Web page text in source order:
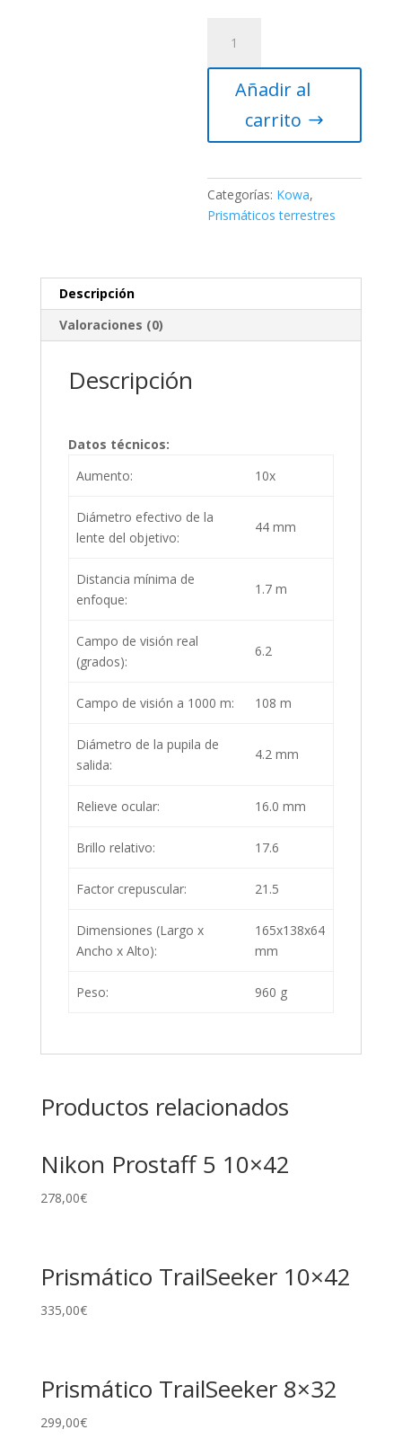
BINOCULAR
GENESIS
10,5X44
OBJETIVO
Añadir al
carrito
Categorías: Kowa,
Prismáticos terrestres
Descripción
Valoraciones (0)
Descripción
Datos técnicos:
Aumento:
10x
Diámetro efectivo de la
lente del objetivo:
44 mm
Distancia mínima de
enfoque:
1.7 m
Campo de visión real
(grados):
6.2
Campo de visión a 1000 m: 108 m
Diámetro de la pupila de
salida:
4.2 mm
Relieve ocular: 16.0 mm
Brillo relativo: 17.6
Factor crepuscular: 21.5
Dimensiones (Largo x
Ancho x Alto):
165x138x64
mm
Peso: 960 g
Productos relacionados
Nikon Prostaff 5 10×42
278,00€
Prismático TrailSeeker 10×42
335,00€
Prismático TrailSeeker 8×32
299,00€